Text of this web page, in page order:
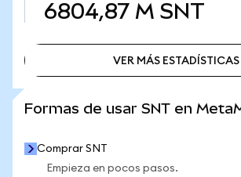
6804,87 M SNT
VER MÁS ESTADÍSTICAS
Formas de usar SNT en
Comprar SNT
Empieza en pocos pasos.